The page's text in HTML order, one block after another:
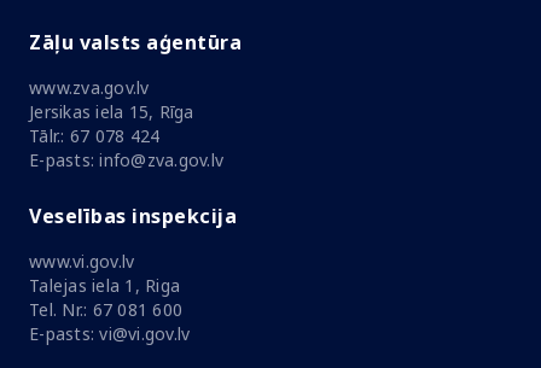
Zāļu valsts aģentūra
www.zva.gov.lv
Jersikas iela 15, Rīga
Tālr.: 67 078 424
E-pasts: info@zva.gov.lv
Veselības inspekcija
www.vi.gov.lv
Talejas iela 1, Riga
Tel. Nr.: 67 081 600
E-pasts: vi@vi.gov.lv